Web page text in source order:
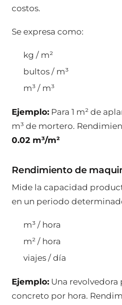
costos.
Se expresa como:
kg / m²
bultos / m³
m³ / m³
Ejemplo: Para 1 m² de
m³ de mortero.
0.02 m³/m²
Rendimiento de
Mide la capacidad
en un periodo
m³ / hora
m² / hora
viajes / día
Ejemplo: Una revolvedora
concreto por hora.